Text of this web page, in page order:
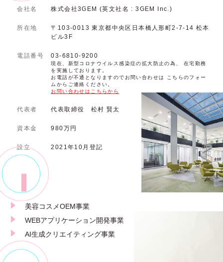
会社名 株式会社3GEM (英文社名 : 3GEM Inc.)
所在地
〒103-0013 東京都中央区日本橋人形町2-7-14 松本
ビル3F
電話番号 03-6810-9200
現在、新型コロナウイルス感染症の拡大防止の為、 在宅勤務
を実施しております。
お電話が不通となりますのでお問い合わせは こちらのフォー
ムからご連絡ください。
お問い合わせはこちらから
代表者 代表取締役 松村 賢太
資本金 980万円
設立 2021年10月登記
美容コスメOEM事業
WEBアプリケーション開発事業
AI生成クリエイティング事業